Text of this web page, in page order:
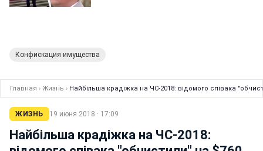
Конфискация имущества
Главная › Жизнь › Найбільша крадіжка на ЧС-2018: відомого співака
ЖИЗНЬ 19 июня 2018 · 17:09
Найбільша крадіжка на ЧС-2018: